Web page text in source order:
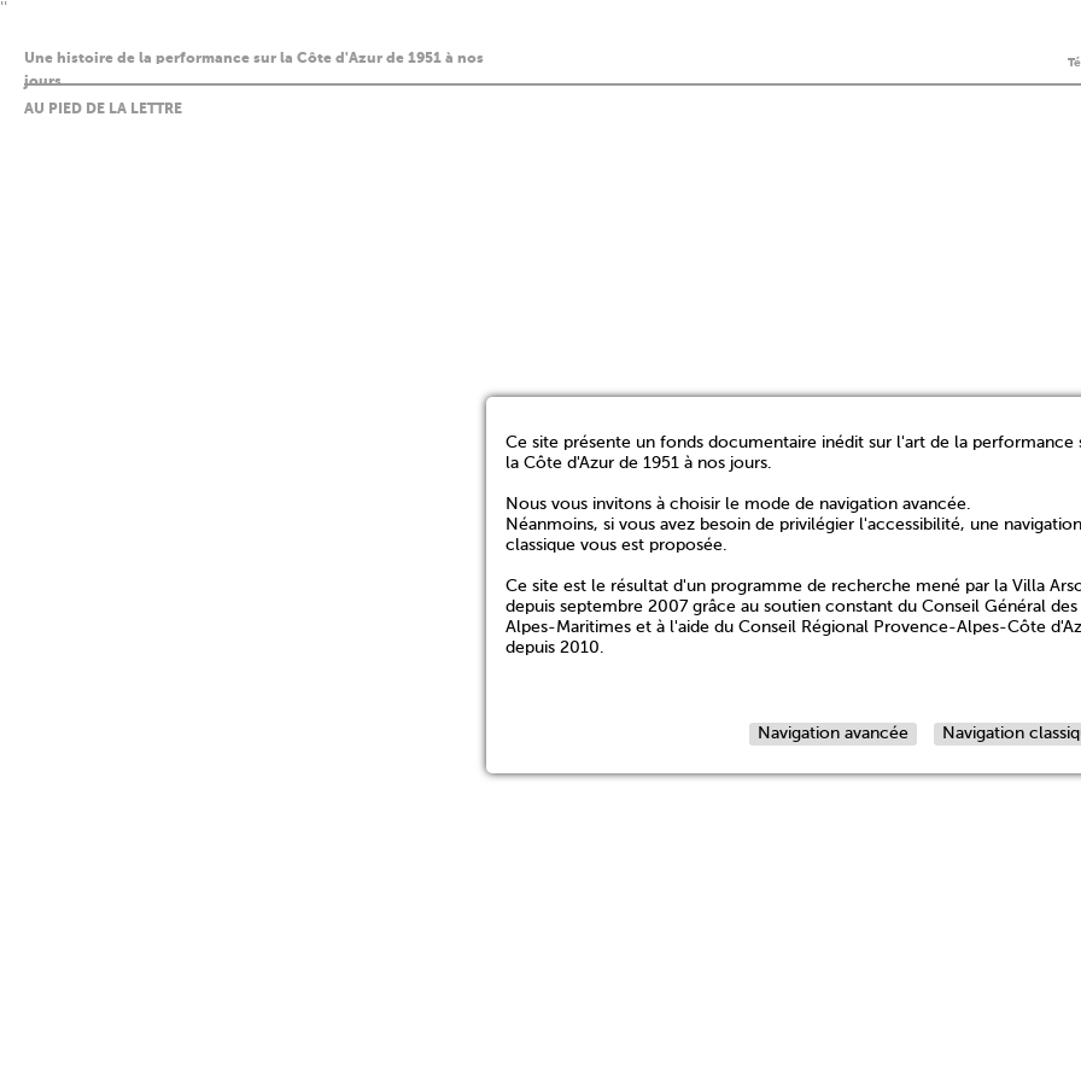
''
Une histoire de la performance sur la Côte d'Azur de 1951 à nos
jours
AU PIED DE LA LETTRE
Ce site présente un fonds documentaire inédit sur l'art de la performance
la Côte d'Azur de 1951 à nos jours.
Nous vous invitons à choisir le mode de navigation avancée.
Néanmoins, si vous avez besoin de privilégier l'accessibilité, une navigation
classique vous est proposée.
Ce site est le résultat d'un programme de recherche mené par la Villa
depuis septembre 2007 grâce au soutien constant du Conseil Général des
Alpes-Maritimes et à l'aide du Conseil Régional Provence-Alpes-Côte
depuis 2010.
Navigation avancée Navigation